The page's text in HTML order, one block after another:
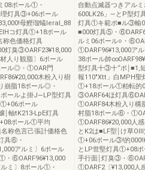
08ポール①・
理灯具③+06ポール
母鰹瑠蟻leral_88
コ灯具①+18ポール
称色価格灯具
灯臭③OARF23¥18,000
人り観脂〕6ポール
ル◎・①OAR門
木粉入り樹
崩脂18ポール◎・
ールよ掛J―LP型灯具
ポール
￨軸tK213-LpE灯具
ポール①平均
称色言己張計価格色
具⑥・
アルミ〕6ポール
・⑥OARF96¥13,000
ミ〕8ポール①・
自動点滅器つきアル
600LK26」―とP型灯
灯具①キ範ポ■ル③輸
■000灯具⑤・
ルミ06ポール○・
①DARF96¥13,000ア
38ポール帥
型灯具十③十“ポ￨■1,
報110"Xtt」白MPH聖
①+18ポール①粕転的
③OARF64ほ灯具
①OARF84木粉入り構
村脂18ポール⑥・
①DARF86¥20,000人
とK2は■LF型￨け草
①+06ポール③!的
とLP世堅灯具①+08
手行面￨灯臭③・
①DARF2〔¥13,000人